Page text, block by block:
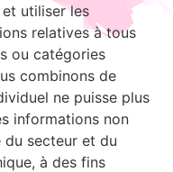
utiliser les
relatives à tous
ou catégories
combinons de
ne puisse plus
informations non
du secteur et du
à des fins